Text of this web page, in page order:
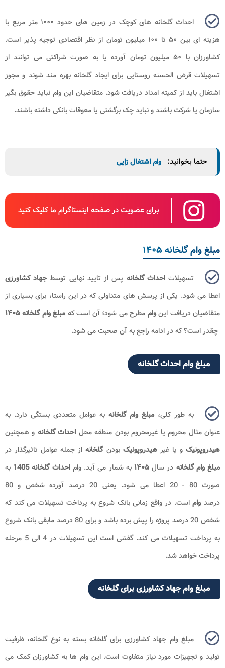
احداث گلخانه های کوچک در زمین های حدود ۱۰۰۰ متر مربع با
هزینه ای بین ۵۰ تا ۱۰۰ میلیون تومان از نظر اقتصادی توجیه پذیر است.
کشاورزان با ۵۰ میلیون تومان آورده یا به صورت شراکتی می توانند از
تسهیلات قرض الحسنه روستایی برای ایجاد گلخانه بهره مند شوند و مجوز
اشتغال باید از کمیته امداد دریافت شود. متقاضیان این وام نباید حقوق بگیر
سازمان یا شرکت باشند و نباید چک برگشتی یا معوقات بانکی داشته باشند.
حتما بخوانید: وام اشتغال زایی
برای عضویت در صفحه اینستاگرام ما کلیک کنید
مبلغ وام گلخانه ۱۴۰۵
تسهیلاتاحداث گلخانه پس از تایید نهایی توسطجهاد کشاورزی
اعطا می شود. یکی از پرسش های متداولی که در این راستا، برای بسیاری از
متقاضیان دریافت اینوام مطرح می شود؛ آن است که
چقدر است؟ که در ادامه راجع به آن صحبت می شود.
مبلغ وام احداث گلخانه
به طور کلی، مبلغ وام گلخانه به عوامل متعددی بستگی دارد. به
عنوان مثال محروم یا غیرمحروم بودن منطقه محل احداث گلخانه و همچنین
هیدروپونیکو یا غیرهیدروپونیکبودنگلخانه از جمله عوامل تاثیرگذار در
مبلغ وام گلخانه در سال۱۴۰۵ به شمار می آید. واماحداث گلخانه 1405
به
صورت 80 - 20 اعطا می شود. یعنی 20 درصد آورده شخص و 80
درصد واماست. در واقع زمانی بانک شروع به پرداخت تسهیلات می کند که
شخص 20 درصد پروژه را پیش برده باشد و برای 80 درصد مابقی بانک شروع
به پرداخت تسهیلات می کند. گفتنی است این تسهیلات در 4 الی 5 مرحله
پرداخت خواهد شد.
مبلغ وام جهاد کشاورزی برای گلخانه
مبلغ وام جهاد کشاورزی برای گلخانه بسته به نوع گلخانه، ظرفیت
تولید و تجهیزات مورد نیاز متفاوت است. این وام ها به کشاورزان کمک می